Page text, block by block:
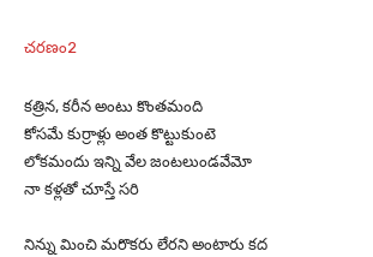
చరణం2
కత్రిన, కరీన అంటు కొంతమంది
కోసమే కుర్రాళ్లు అంత కొట్టుకుంటె
లోకమందు ఇన్ని వేల జంటలుండవేమో
నా కళ్లతో చూస్తే సరి
నిన్ను మించి మరొకరు లేరని అంటారు కద